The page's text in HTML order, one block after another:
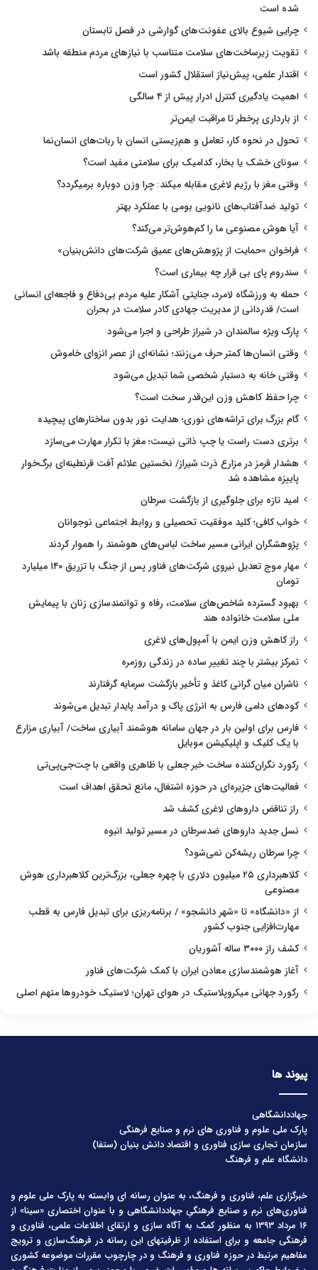
شده است
چرایی شیوع بالای عفونت‌های گوارشی در فصل تابستان
تقویت زیرساخت‌های سلامت متناسب با نیازهای مردم منطقه باشد
اقتدار علمی، پیش‌نیاز استقلال کشور است
اهمیت یادگیری کنترل ادرار پیش از ۴ سالگی
از بارداری پرخطر تا مراقبت ایمن‌تر
تحول در نحوه کار، تعامل و هم‌زیستی انسان با ربات‌های انسان‌نما
سونای خشک یا بخار، کدامیک برای سلامتی مفید است؟
وقتی مغز با رژیم لاغری مقابله میکند: چرا وزن دوباره برمیگردد؟
تولید ضدآفتاب‌های نانویی بومی با عملکرد بهتر
آیا هوش مصنوعی ما را کم‌هوش‌تر می‌کند؟
فراخوان «حمایت از پژوهش‌های عمیق شرکت‌های دانش‌بنیان»
سندروم پای بی قرار چه بیماری است؟
حمله به ورزشگاه لامرد، جنایتی آشکار علیه مردم بی‌دفاع و فاجعه‌ای انسانی
است/ قدردانی از مدیریت جهادی کادر سلامت در بحران
پارک ویژه سالمندان در شیراز طراحی و اجرا می‌شود
وقتی انسان‌ها کمتر حرف می‌زنند؛ نشانه‌ای از عصر انزوای خاموش
وقتی خانه به دستیار شخصی شما تبدیل می‌شود
چرا حفظ کاهش وزن این‌قدر سخت است؟
گام بزرگ برای تراشه‌های نوری؛ هدایت نور بدون ساختارهای پیچیده
برتری دست راست یا چپ ذاتی نیست؛ مغز با تکرار مهارت می‌سازد
هشدار قرمز در مزارع ذرت شیراز/ نخستین علائم آفت قرنطینه‌ای برگ‌خوار
پاییزه مشاهده شد
امید تازه برای جلوگیری از بازگشت سرطان
خواب کافی؛ کلید موفقیت تحصیلی و روابط اجتماعی نوجوانان
پژوهشگران ایرانی مسیر ساخت لباس‌های هوشمند را هموار کردند
مهار موج تعدیل نیروی شرکت‌های فناور پس از جنگ با تزریق ۱۴۰ میلیارد
تومان
بهبود گسترده شاخص‌های سلامت، رفاه و توانمندسازی زنان با پیمایش
ملی سلامت خانواده هند
راز کاهش وزن ایمن با آمپول‌های لاغری
تمرکز بیشتر با چند تغییر ساده در زندگی روزمره
ناشران میان گرانی کاغذ و تأخیر بازگشت سرمایه گرفتارند
کودهای دامی فارس به انرژی پاک و درآمد پایدار تبدیل می‌شوند
فارس برای اولین بار در جهان سامانه هوشمند آبیاری ساخت/ آبیاری مزارع
با یک کلیک و اپلیکیشن موبایل
رکورد نگران‌کننده ساخت خبر جعلی با ظاهری واقعی با چت‌جی‌پی‌تی
فعالیت‌های جزیره‌ای در حوزه اشتغال، مانع تحقق اهداف است
راز تناقض داروهای لاغری کشف شد
نسل جدید داروهای ضدسرطان در مسیر تولید انبوه
چرا سرطان ریشه‌کن نمی‌شود؟
کلاهبرداری ۲۵ میلیون دلاری با چهره جعلی، بزرگ‌ترین کلاهبرداری هوش
مصنوعی
از «دانشگاه» تا «شهر دانشجو» / برنامه‌ریزی برای تبدیل فارس به قطب
مهارت‌افزایی جنوب کشور
کشف راز ۳۰۰۰ ساله آشوریان
آغاز هوشمندسازی معادن ایران با کمک شرکت‌های فناور
رکورد جهانی میکروپلاستیک در هوای تهران؛ لاستیک خودروها متهم اصلی
پیوند ها
جهاددانشگاهی
پارک ملی علوم و فناوری های نرم و صنایع فرهنگی
سازمان تجاری سازی فناوری و اقتصاد دانش بنیان (ستفا)
دانشگاه علم و فرهنگ
خبرگزاری علم، فناوری و فرهنگ، به عنوان رسانه ای وابسته به پارک ملی علوم و
فناوری‌های نرم و صنایع فرهنگیِ جهاددانشگاهی و با عنوان اختصاری «سینا» از
۱۶ مرداد ۱۳۹۳ به منظور کمک به آگاه سازی و ارتقای اطلاعات علمی، فناوری و
فرهنگی جامعه و برای استفاده از ظرفیتهای این رسانه در فرهنگ‌سازی و ترویج
مفاهیم مرتبط در حوزه فناوری و فرهنگ و در چارچوب مقررات موضوعه کشوری